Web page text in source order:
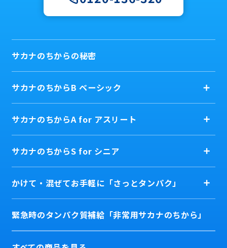
サカナのちからの秘密
サカナのちからB ベーシック
サカナのちからA for アスリート
サカナのちからS for シニア
かけて・混ぜてお手軽に「さっとタンパク」
緊急時のタンパク質補給「非常用サカナのちから」